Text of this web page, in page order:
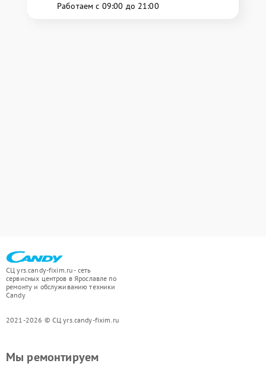
Работаем с 09:00 до 21:00
СЦ yrs.candy-fixim.ru - сеть
сервисных центров в Ярославле по
ремонту и обслуживанию техники
Candy
2021-2026 © СЦ yrs.candy-fixim.ru
Мы ремонтируем